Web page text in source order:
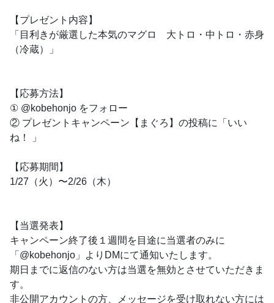
【プレゼント内容】
「目利きが厳選した本気のマグロ 大トロ・中トロ・赤身
（冷蔵）」
【応募方法】
① @kobehonjo をフォロー
② プレゼントキャンペーン【まぐろ】の投稿に「いい
ね！ 」
【応募期間】
1/27（火）〜2/26（木）
【当選発表】
キャンペーン終了後１週間を目途に当選者のみに
「@kobehonjo」よりDMにて通知いたします。
期日までに返信のない方は当選を無効とさせていただきま
す。
非公開アカウントの方、メッセージを受け取れない方には